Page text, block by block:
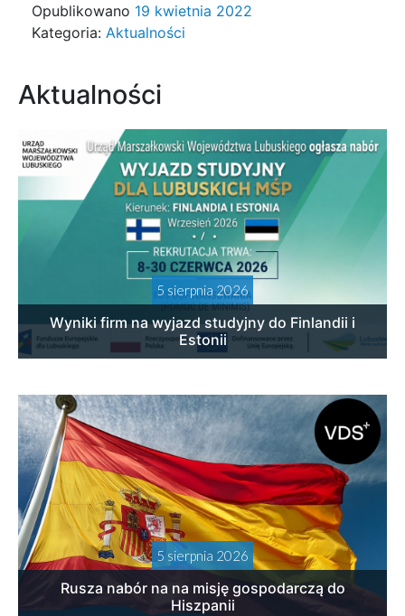
Opublikowano 19 kwietnia 2022
Kategoria: Aktualności
Aktualności
5 sierpnia 2026
Wyniki firm na wyjazd studyjny do Finlandii i
Estonii
5 sierpnia 2026
Rusza nabór na na misję gospodarczą do
Hiszpanii